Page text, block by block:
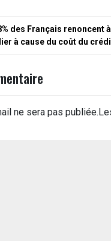
des Français renoncent
à cause du coût du
ne sera pas publiée.